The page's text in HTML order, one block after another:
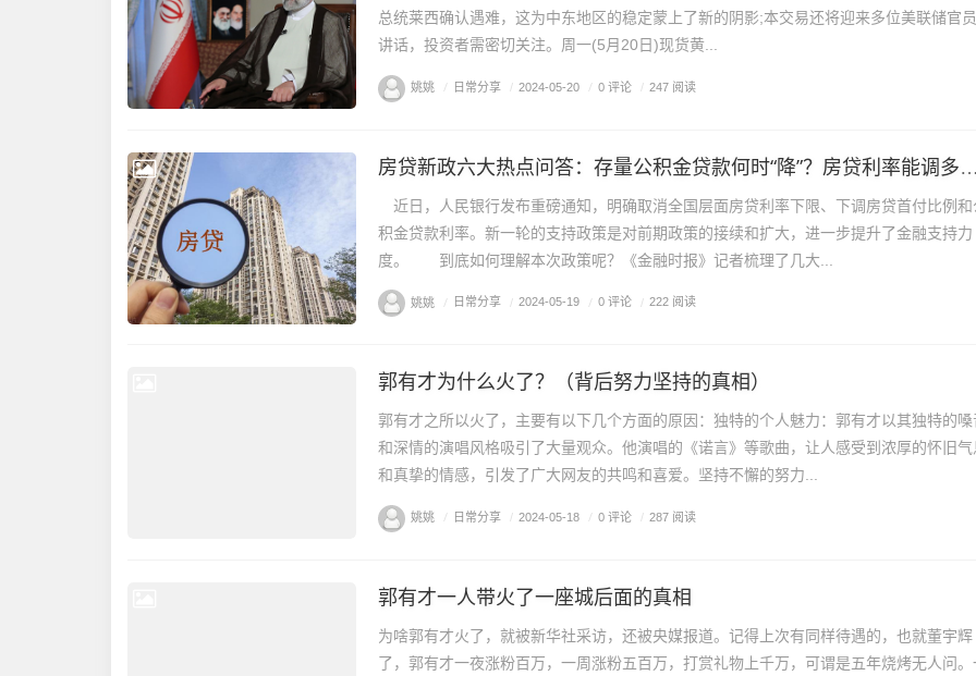
总统莱西确认遇难，这为中东地区的稳定蒙上了新的阴影;本交易还将迎来多位美联储官员
讲话，投资者需密切关注。周一(5月20日)现货黄...
姚姚 / 日常分享 / 2024-05-20 / 0 评论 / 247 阅读
房贷新政六大热点问答：存量公积金贷款何
近日，人民银行发布重磅通知，明确取消全国层面房贷利率下限、下调房贷首付比例和
积金贷款利率。新一轮的支持政策是对前期政策的接续和扩大，进一步提升了金融支持力
度。 到底如何理解本次政策呢？《金融时报》记者梳理了几大...
姚姚 / 日常分享 / 2024-05-19 / 0 评论 / 222 阅读
郭有才为什么火了？（背后努力坚持的真相）
郭有才之所以火了，主要有以下几个方面的原因：独特的个人魅力：郭有才以其独特的嗓
和深情的演唱风格吸引了大量观众。他演唱的《诺言》等歌曲，让人感受到浓厚的怀旧气
和真挚的情感，引发了广大网友的共鸣和喜爱。坚持不懈的努力...
姚姚 / 日常分享 / 2024-05-18 / 0 评论 / 287 阅读
郭有才一人带火了一座城后面的真相
为啥郭有才火了，就被新华社采访，还被央媒报道。记得上次有同样待遇的，也就董宇辉
了，郭有才一夜涨粉百万，一周涨粉五百万，打赏礼物上千万，可谓是五年烧烤无人问。